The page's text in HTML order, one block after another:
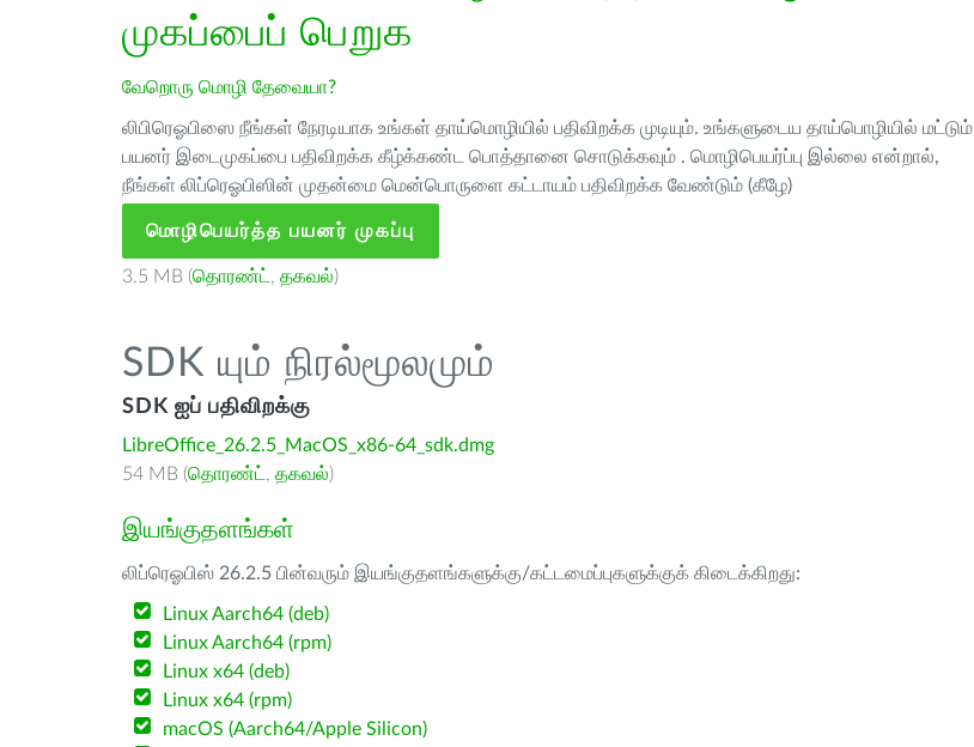
முகப்பைப் பெறுக
வேறொரு மொழி தேவையா?
லிபிரெஓபிஸை நீங்கள் நேரடியாக உங்கள் தாய்மொழியில் பதிவிறக்க முடியும். உங்களுடைய தாய்பொழியில் மட்டும்
பயனர் இடைமுகப்பை பதிவிறக்க கீழ்க்கண்ட பொத்தானை சொடுக்கவும் . மொழிபெயர்ப்பு இல்லை என்றால்,
நீங்கள் லிப்ரெஓபிஸின் முதன்மை மென்பொருளை கட்டாயம் பதிவிறக்க வேண்டும் (கீழே)
மொழிபெயர்த்த பயனர் முகப்பு
3.5 MB (தொரண்ட் , தகவல்)
SDK யும் நிரல்மூலமும்
SDK ஐப் பதிவிறக்கு
LibreOffice_26.2.5_MacOS_x86-64_sdk.dmg
54 MB (தொரண்ட் , தகவல்)
இயங்குதளங்கள்
லிப்ரெஓபிஸ் 26.2.5 பின்வரும் இயங்குதளங்களுக்கு/கட்டமைப்புகளுக்குக் கிடைக்கிறது:
Linux Aarch64 (deb)
Linux Aarch64 (rpm)
Linux x64 (deb)
Linux x64 (rpm)
macOS (Aarch64/Apple Silicon)